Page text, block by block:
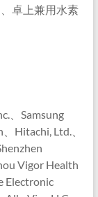
卓上兼用水素
、Samsung
Hitachi, Ltd.、
Vigor Health
Electronic